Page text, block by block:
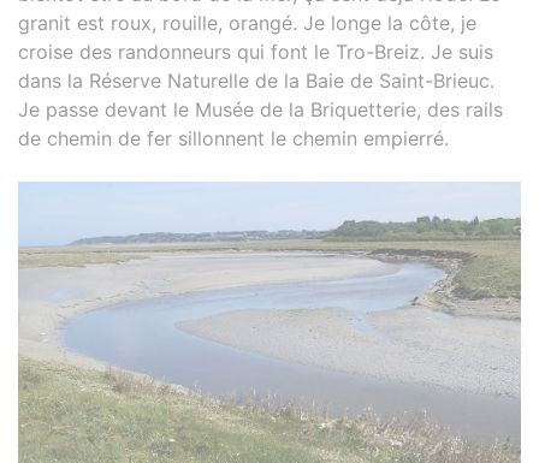
granit est roux, rouille, orangé. Je longe la côte, je
croise des randonneurs qui font le Tro-Breiz. Je suis
dans la Réserve Naturelle de la Baie de Saint-Brieuc.
Je passe devant le Musée de la Briquetterie, des rails
de chemin de fer sillonnent le chemin empierré.